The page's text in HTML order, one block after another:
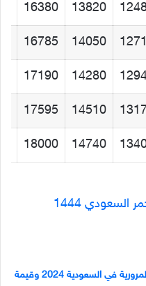
13820
16380
14050
16785
14280
17190
14510
17595
14740
18000
السعودي 1444
جدول المخالفات المرورية في السعودية 2024 وقيمة